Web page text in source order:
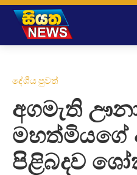
දේශීය පුවත්
අගමැති
මහත්මියගේ
පිළිබදව